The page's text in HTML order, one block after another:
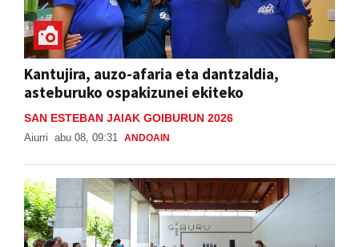
Kantujira, auzo-afaria eta dantzaldia,
asteburuko ospakizunei ekiteko
SAN ESTEBAN JAIAK GOIBURUN 2026
Aiurri abu 08, 09:31 ANDOAIN